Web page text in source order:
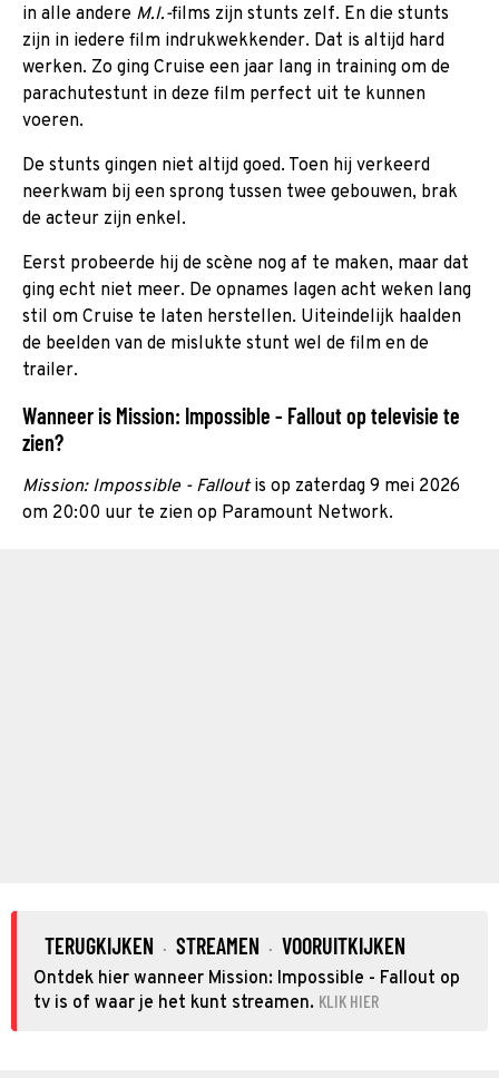
in alle andere M.I.-films zijn stunts zelf. En die stunts
zijn in iedere film indrukwekkender. Dat is altijd hard
werken. Zo ging Cruise een jaar lang in training om de
parachutestunt in deze film perfect uit te kunnen
voeren.
De stunts gingen niet altijd goed. Toen hij verkeerd
neerkwam bij een sprong tussen twee gebouwen, brak
de acteur zijn enkel.
Eerst probeerde hij de scène nog af te maken, maar dat
ging echt niet meer. De opnames lagen acht weken lang
stil om Cruise te laten herstellen. Uiteindelijk haalden
de beelden van de mislukte stunt wel de film en de
trailer.
Wanneer is Mission: Impossible - Fallout op televisie te
zien?
Mission: Impossible - Falloutis op zaterdag 9 mei 2026
om 20:00 uur te zien op Paramount Network.
TERUGKIJKEN · STREAMEN · VOORUITKIJKEN
Ontdek hier wanneer Mission: Impossible - Fallout op
tv is of waar je het kunt streamen. KLIK HIER